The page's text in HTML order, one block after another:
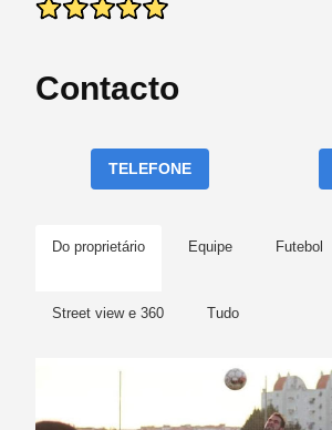
Contacto
TELEFONE
Do proprietário Equipe Futebol
Street view e 360 Tudo